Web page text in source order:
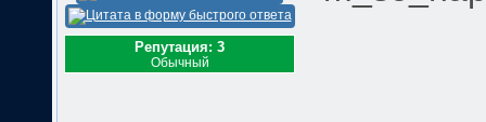
Репутация: 3
Обычный